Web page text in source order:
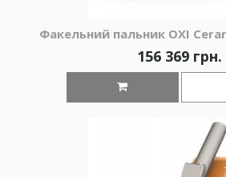
Факельний пальник OXI
156 369 грн.